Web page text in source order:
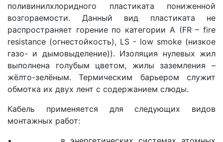
поливинилхлоридного пластиката пониженной
возгораемости. Данный вид пластиката не
распространяет горение по категории A (FR – fire
resistance (огнестойкость), LS - low smoke (низкое
газо- и дымовыделение)). Изоляция нулевых жил
выполнена голубым цветом, жилы заземления –
жёлто-зелёным. Термическим барьером служит
обмотка их двух лент с содержанием слюды.
Кабель применяется для следующих видов
монтажных работ: